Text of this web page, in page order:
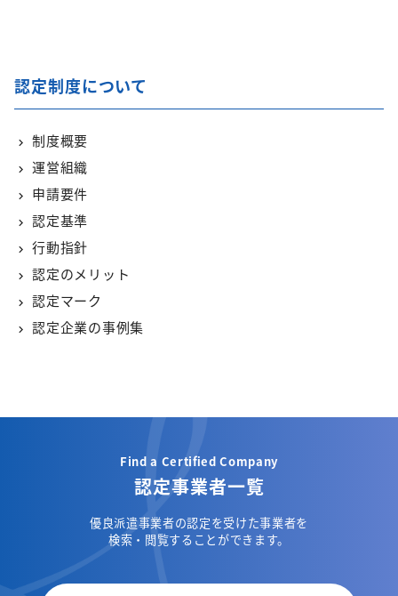
認定制度について
制度概要
運営組織
申請要件
認定基準
行動指針
認定のメリット
認定マーク
認定企業の事例集
Find a Certified Company
認定事業者一覧
優良派遣事業者の認定を受けた事業者を
検索・閲覧することができます。